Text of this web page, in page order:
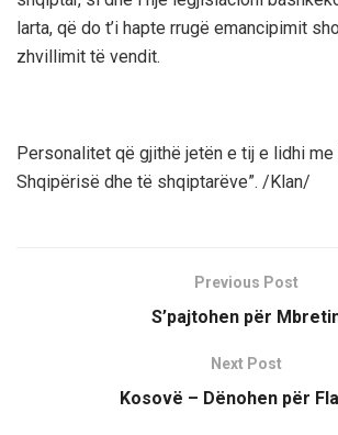
larta, që do t’i hapte rrugë emancipimit
zhvillimit të vendit.
Personalitet që gjithë jetën e tij e lidhi
Shqipërisë dhe të shqiptarëve”. /Klan/
Previous Post
S’pajtohen për
Next Post
Kosovë – Dënohen për